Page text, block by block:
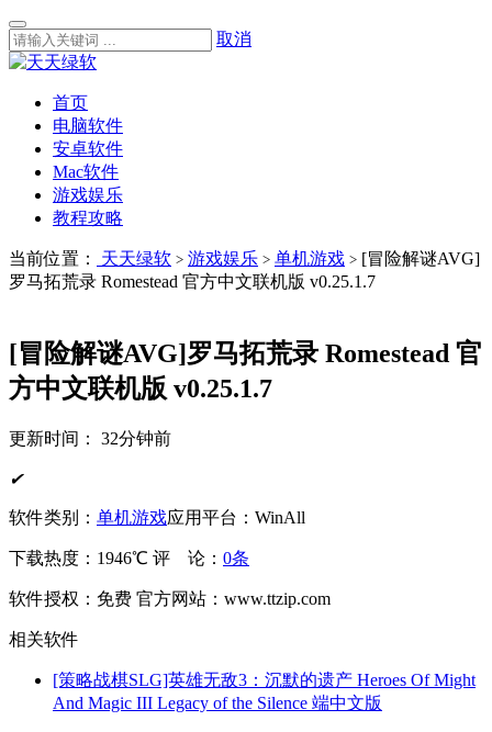
取消
首页
电脑软件
安卓软件
Mac软件
游戏娱乐
教程攻略
当前位置： 天天绿软 > 游戏娱乐 > 单机游戏 > [冒险解谜AVG]
罗马拓荒录 Romestead 官方中文联机版 v0.25.1.7
[冒险解谜AVG]罗马拓荒录 Romestead 官
方中文联机版 v0.25.1.7
更新时间： 32分钟前
✔
软件类别： 单机游戏应用平台：WinAll
下载热度：1946℃ 评 论： 0条
软件授权：免费 官方网站：www.ttzip.com
相关软件
[策略战棋SLG]英雄无敌3：沉默的遗产 Heroes Of Might
And Magic III Legacy of the Silence 端中文版